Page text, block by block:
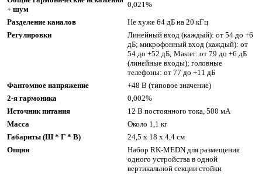
+ шум
0,021%
Разделение каналов
Не хуже 64 дБ на 20 кГц
Регулировки
Линейный вход (каждый): от 54 до +6
дБ; микрофонный вход (каждый): от
54 до +52 дБ; Master: от 79 до +6 дБ
(линейные входы); головные
телефоны: от 77 до +11 дБ
Фантомное напряжение
+48 В (типовое значение)
2-я гармоника
0,002%
Источник питания
12 В постоянного тока, 500 мA
Масса
Около 1,1 кг
Габариты (Ш * Г * В)
24,5 x 18 x 4,4 см
Опции
Набор RK-­MEDN для размещения
одного устройства в одной
вертикальной секции стойки